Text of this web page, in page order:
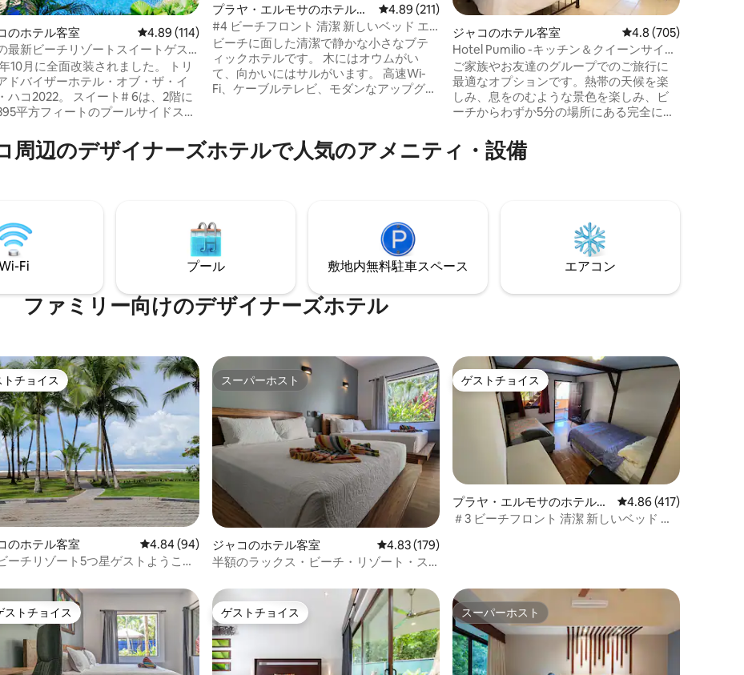
中4.84つ星の平均評価
のホテル客室 レビュー114件、5つ星中4.89つ星の平均評価
4.89 (114)
最新ビーチリゾートスイートゲス
ルカム#6
10月に全面改装されました。 トリ
ドバイザーホテル・オブ・ザ・イ
。 スイート# 6は、2階に
平方フィートのプールサイドスイ
ド2台とバスルームを備えていま
ットレスからエアコン、家具ま
読んでください。ハコでナンバー
スポットを見つけました。
プラヤ・エルモサのホテル客
室
レビュー211件、5つ星中4.89つ星の平均評価
4.89 (211)
#4 ビーチフロント 清潔 新しいベッド エ
アコン テレビ Wi-Fi 冷蔵庫
ビーチに面した清潔で静かな小さなブテ
ィックホテルです。 木にはオウムがい
て、向かいにはサルがいます。 高速Wi-
Fi、ケーブルテレビ、モダンなアップグレ
には専用バルコニーがあり、最大8名様ま
でご宿泊いただけます。 階下にはビーチ
のところにレンタカーの営業所がありま
す。
ジャコのホテル客室 レビュー705件、5つ
4.8 (705)
Hotel Pumilio -キッチン＆クイーンサイズ
ベッド2台付きスイート
ご家族やお友達のグループでのご旅行に
最適なオプションです。熱帯の天候を楽
しみ、息をのむような景色を楽しみ、ビ
ーチからわずか5分の場所にある完全に改
ィの高い時間を過ごしましょう。 この
広々とした客室には、クイーンサイズベ
望に応じて、コネクティングルームとツ
インベッドをご利用いただけます。
周辺のデ⁠ザ⁠イ⁠ナ⁠ー⁠ズホ⁠テ⁠ルで人⁠気⁠のア⁠メ⁠ニ⁠テ⁠ィ⁠・設⁠備
Fi プール 敷地内無料駐⁠車ス⁠ペ⁠ー⁠ス エアコン
ファミリー向⁠け⁠のデ⁠ザ⁠イ⁠ナ⁠ー⁠ズホ⁠テ⁠ル
中4.88つ星の平均評価
トチョイス
トチョイス
のホテル客室 レビュー94件、5つ星中4.84つ星の平均評価
4.84 (94)
ーチリゾート5つ星ゲストようこそ
スーパーホスト
スーパーホスト
ジャコのホテル客室 レビュー179件、5つ星中4.83つ星の平均評価
4.83 (179)
半額のラックス・ビーチ・リゾート・ス
ゲストチョイス
ゲストチョイス
プラヤ・エルモサのホテル客
室
レビュー417件、5つ
4.86 (417)
＃3 ビーチフロント 清潔 新しいベッド エ
評のゲストチョイスです。
ストチョイス ゲストチョイス
ゲストチョイス スーパーホスト
スーパーホスト